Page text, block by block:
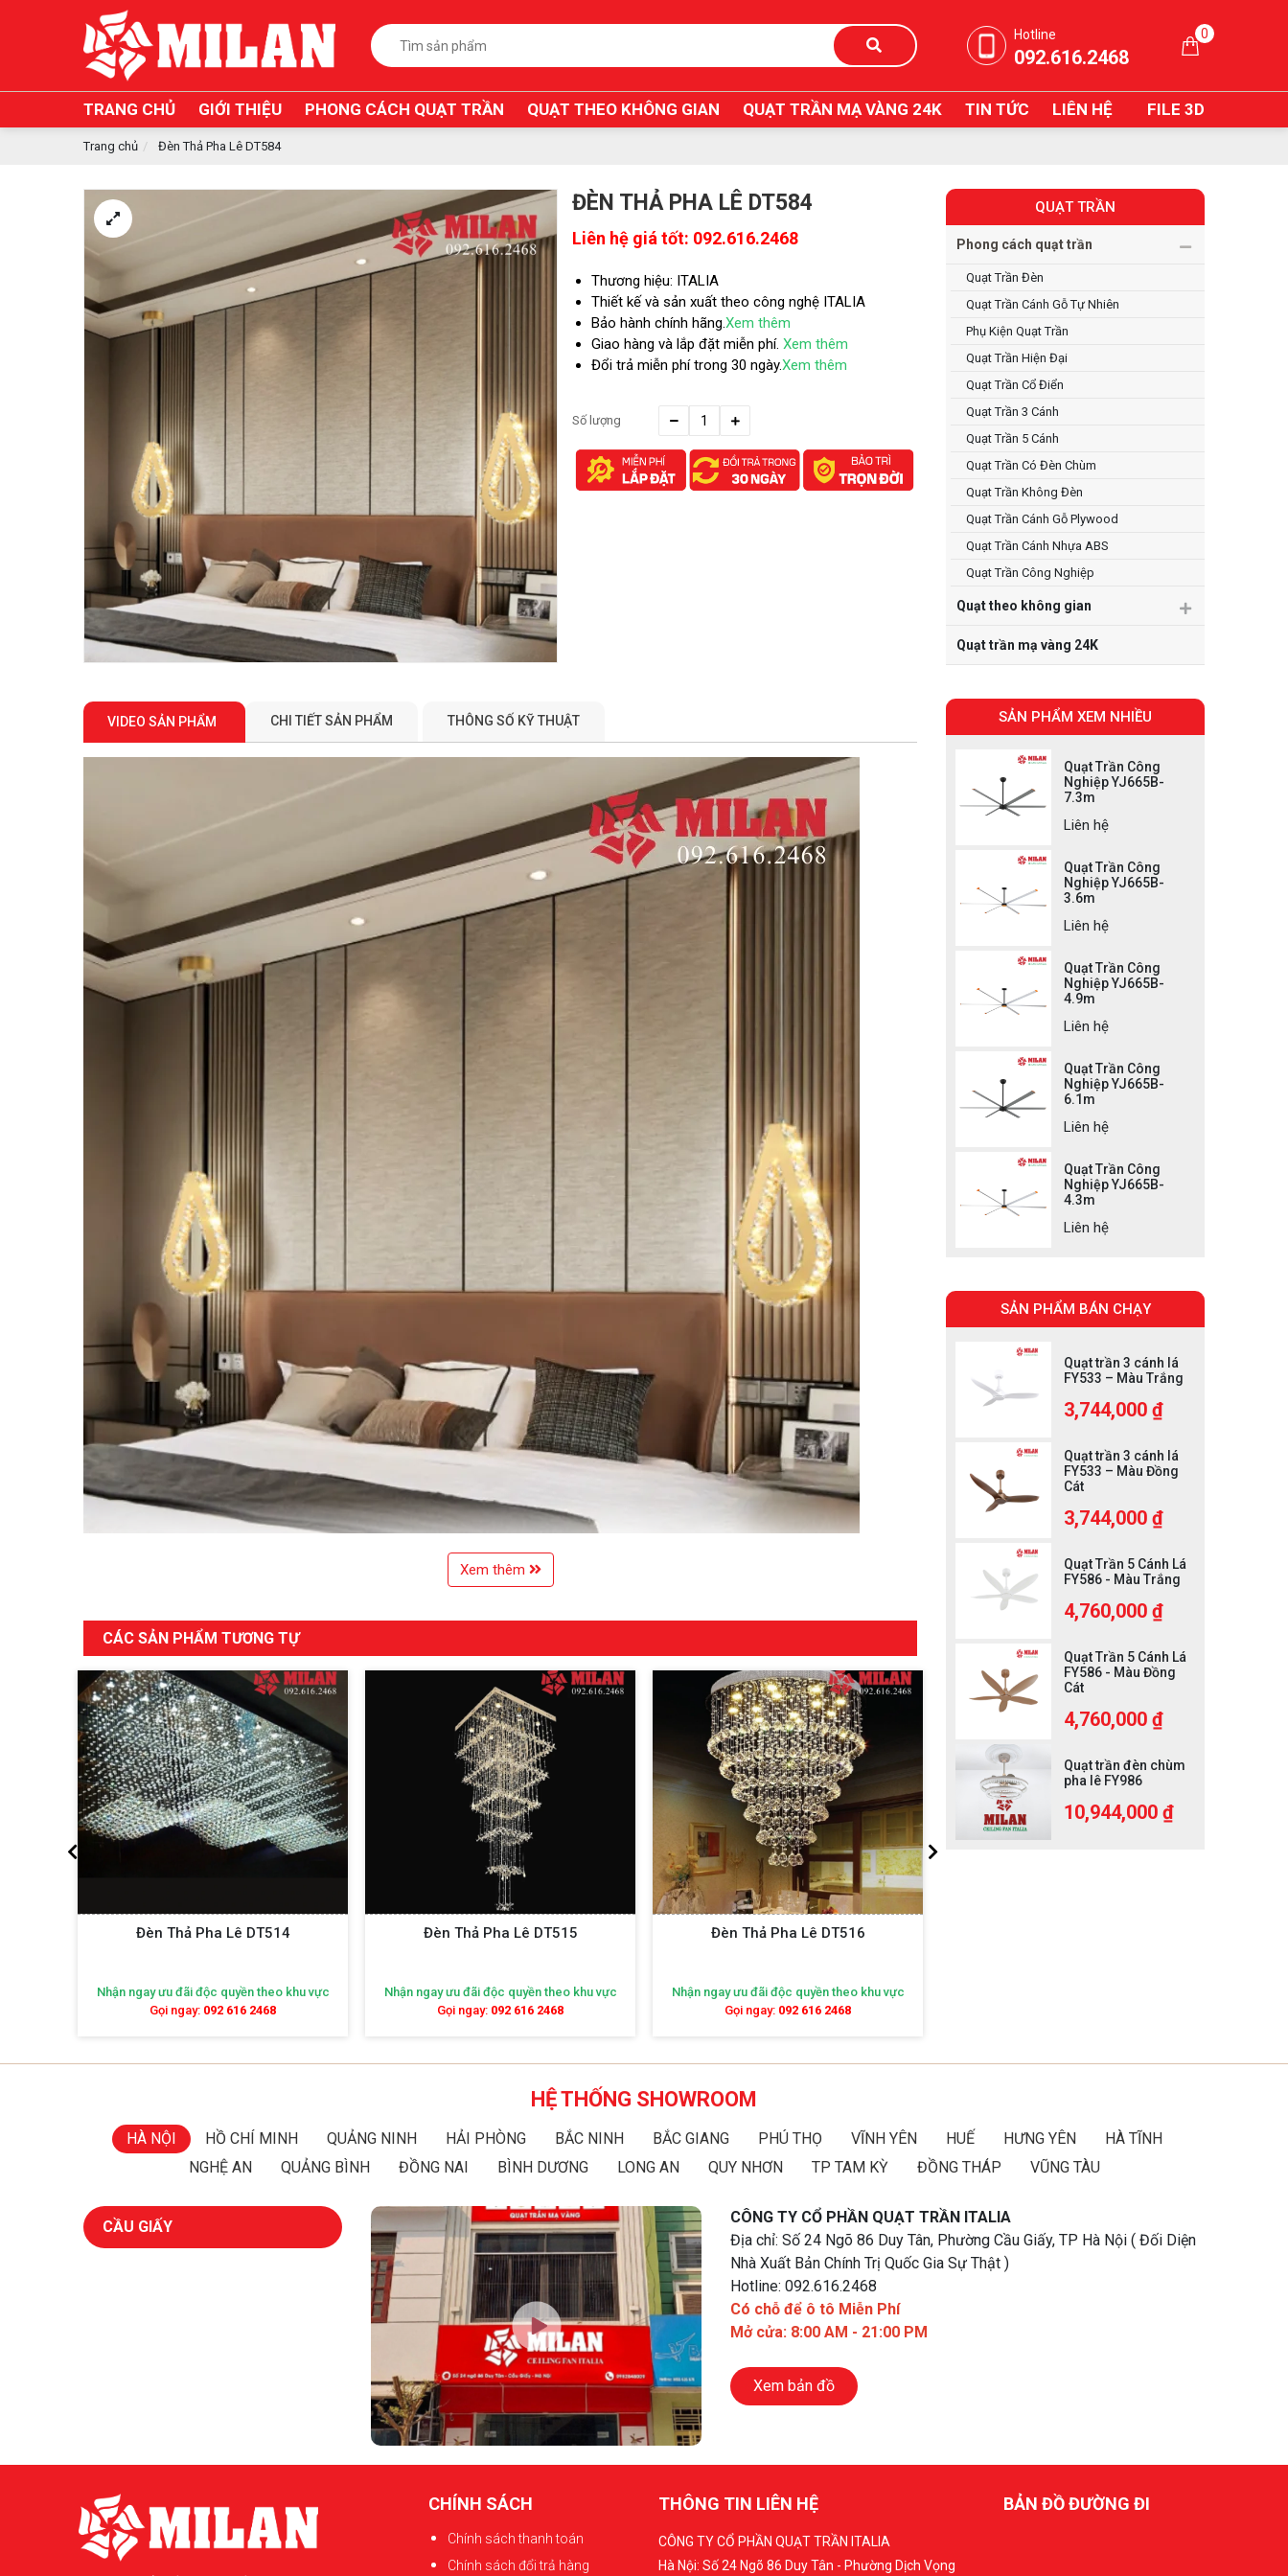
Hotline
092.616.2468
0
TRANG CHỦ GIỚI THIỆU PHONG CÁCH QUẠT TRẦN QUẠT THEO KHÔNG GIAN QUẠT TRẦN MẠ VÀNG 24K TIN TỨC LIÊN HỆ FILE 3D
Trang chủ Đèn Thả Pha Lê DT584
ĐÈN THẢ PHA LÊ DT584
Liên hệ giá tốt: 092.616.2468
Thương hiệu: ITALIA
Thiết kế và sản xuất theo công nghệ ITALIA
Bảo hành chính hãng.Xem thêm
Giao hàng và lắp đặt miễn phí. Xem thêm
Đổi trả miễn phí trong 30 ngày.Xem thêm
Số lượng
VIDEO SẢN PHẨM CHI TIẾT SẢN PHẨM THÔNG SỐ KỸ THUẬT
Xem thêm
CÁC SẢN PHẨM TƯƠNG TỰ
Đèn Thả Pha Lê DT514
Nhận ngay ưu đãi độc quyền theo khu vực
Gọi ngay: 092 616 2468
Đèn Thả Pha Lê DT515
Nhận ngay ưu đãi độc quyền theo khu vực
Gọi ngay: 092 616 2468
Đèn Thả Pha Lê DT516
Nhận ngay ưu đãi độc quyền theo khu vực
Gọi ngay: 092 616 2468
QUẠT TRẦN
Phong cách quạt trần
Quạt Trần Đèn
Quạt Trần Cánh Gỗ Tự Nhiên
Phụ Kiện Quạt Trần
Quạt Trần Hiện Đại
Quạt Trần Cổ Điển
Quạt Trần 3 Cánh
Quạt Trần 5 Cánh
Quạt Trần Có Đèn Chùm
Quạt Trần Không Đèn
Quạt Trần Cánh Gỗ Plywood
Quạt Trần Cánh Nhựa ABS
Quạt Trần Công Nghiệp
Quạt theo không gian
Quạt trần mạ vàng 24K
SẢN PHẨM XEM NHIỀU
Quạt Trần Công
Nghiệp YJ665B-
7.3m
Liên hệ
Quạt Trần Công
Nghiệp YJ665B-
3.6m
Liên hệ
Quạt Trần Công
Nghiệp YJ665B-
4.9m
Liên hệ
Quạt Trần Công
Nghiệp YJ665B-
6.1m
Liên hệ
Quạt Trần Công
Nghiệp YJ665B-
4.3m
Liên hệ
SẢN PHẨM BÁN CHẠY
Quạt trần 3 cánh lá
FY533 – Màu Trắng
3,744,000 ₫
Quạt trần 3 cánh lá
FY533 – Màu Đồng
Cát
3,744,000 ₫
Quạt Trần 5 Cánh Lá
FY586 - Màu Trắng
4,760,000 ₫
Quạt Trần 5 Cánh Lá
FY586 - Màu Đồng
Cát
4,760,000 ₫
Quạt trần đèn chùm
pha lê FY986
10,944,000 ₫
HỆ THỐNG SHOWROOM
HÀ NỘI HỒ CHÍ MINH QUẢNG NINH HẢI PHÒNG BẮC NINH BẮC GIANG PHÚ THỌ VĨNH YÊN HUẾ HƯNG YÊN
HÀ TĨNH
NGHỆ AN
QUẢNG BÌNH ĐỒNG NAI BÌNH DƯƠNG LONG AN QUY NHƠN TP TAM KỲ ĐỒNG THÁP VŨNG TÀU
CẦU GIẤY
CÔNG TY CỔ PHẦN QUẠT TRẦN ITALIA
Địa chỉ: Số 24 Ngõ 86 Duy Tân, Phường Cầu Giấy, TP Hà Nội ( Đối Diện
Nhà Xuất Bản Chính Trị Quốc Gia Sự Thật )
Hotline: 092.616.2468
Có chỗ để ô tô Miễn Phí
Mở cửa: 8:00 AM - 21:00 PM
Xem bản đồ
CHÍNH SÁCH
Chính sách thanh toán
Chính sách đổi trả hàng
THÔNG TIN LIÊN HỆ
CÔNG TY CỔ PHẦN QUẠT TRẦN ITALIA
Hà Nội: Số 24 Ngõ 86 Duy Tân - Phường Dịch Vọng
BẢN ĐỒ ĐƯỜNG ĐI